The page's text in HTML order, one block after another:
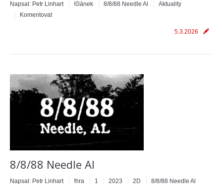
Napsal: Petr Linhart !článek 8/8/88 Needle Al
Aktuality
Komentovat
5.3.2026
8/8/88 Needle Al
Napsal: Petr Linhart !hra 1 2023 2D
8/8/88 Needle Al